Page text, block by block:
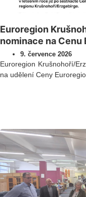
Euroregion
nominace na
9. července 2026
Euroregion Krušnohoří/
na udělení Ceny